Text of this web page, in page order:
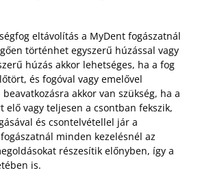
eltávolítás a MyDent fogászatnál
történhet egyszerű húzással vagy
húzás akkor lehetséges, ha a fog
és fogóval vagy emelővel
akkor van szükség, ha a
elő vagy teljesen a csontban fekszik,
és csontelvétellel jár a
minden kezelésnél az
részesítik előnyben, így a
is.